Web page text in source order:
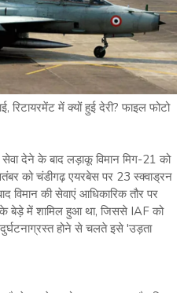
में क्‍यों हुई देरी? फाइल फोटो
देने के बाद लड़ाकू विमान मिग-21 को
को चंडीगढ़ एयरबेस पर 23 स्क्वाड्रन
विमान की सेवाएं आधिकारिक तौर पर
बेड़े में शामिल हुआ था, जिससे IAF को
होने से चलते इसे 'उड़ता